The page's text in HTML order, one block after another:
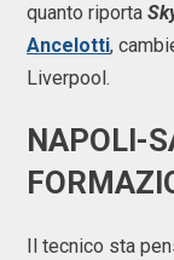
quanto riporta
Ancelotti,
Liverpool.
NAPOLI-
Il tecnico sta